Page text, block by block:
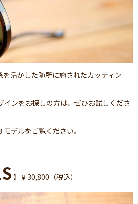
を活かした随所に施されたカッティン
インをお探しの方は、ぜひお試しくださ
デルをご覧ください。
】￥30,800（税込）